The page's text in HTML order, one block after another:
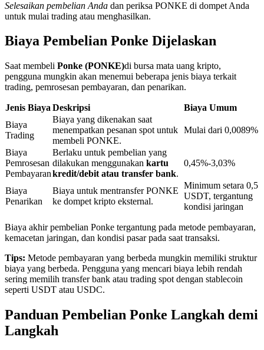
Penguncian BTR
Pinjaman
Layanan pinjaman yang didukung Crypto
Investasi Otomatis
Raih keuntungan jangka panjang dan kepentingan fleksibel
Selesaikan pembelian Anda dan periksa PONKE di dompet Anda
untuk mulai trading atau menghasilkan.
Biaya Pembelian Ponke Dijelaskan
Saat membeli Ponke (PONKE)di bursa mata uang kripto,
pengguna mungkin akan menemui beberapa jenis biaya terkait
trading, pemrosesan pembayaran, dan penarikan.
Jenis Biaya Deskripsi
Biaya Umum
Biaya
Trading
Biaya yang dikenakan saat
menempatkan pesanan spot untuk
membeli PONKE.
Mulai dari 0,0089%
Biaya
Pemrosesan
Pembayaran
Berlaku untuk pembelian yang
dilakukan menggunakan kartu
kredit/debit atau transfer bank.
0,45%-3,03%
Biaya
Penarikan
Biaya untuk mentransfer PONKE
ke dompet kripto eksternal.
Minimum setara 0,5
USDT, tergantung
kondisi jaringan
Biaya akhir pembelian Ponke tergantung pada metode pembayaran,
kemacetan jaringan, dan kondisi pasar pada saat transaksi.
Tips: Metode pembayaran yang berbeda mungkin memiliki struktur
biaya yang berbeda. Pengguna yang mencari biaya lebih rendah
sering memilih transfer bank atau trading spot dengan stablecoin
seperti USDT atau USDC.
Panduan Pembelian Ponke Langkah demi
Langkah